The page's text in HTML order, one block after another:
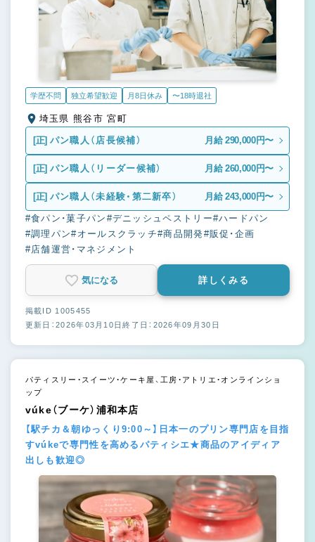
学歴不問 独立希望歓迎 月8日休み 〜18時退社
埼玉県 熊谷市 宮町
[正] パン職人（店長候補） 月給 290,000円〜
[正] パン職人（リーダー候補） 月給 260,000円〜
[正] パン職人（未経験・第二新卒） 月給 243,000円〜
#食パン・菓子パン #デニッシュペストリー#ハードパン
#調理パン#オールスクラッチ#商品開発#販促・企画
#店舗運営・マネジメント
気になる 詳しくみる
掲載ID 1005455
更新日：2026年03月10日終了日：2026年09月30日
パティスリー・スイーツ・ケーキ屋、工房・アトリエ・オンラインショ
ップ
vúke（ブーケ）浦和本店
【駅チカ＆朝ゆっくり9:00～】日本一のプリン専門店を目指
すvúkeで専門性を高めるパティシエ★商品のアイディア
出しも歓迎◎